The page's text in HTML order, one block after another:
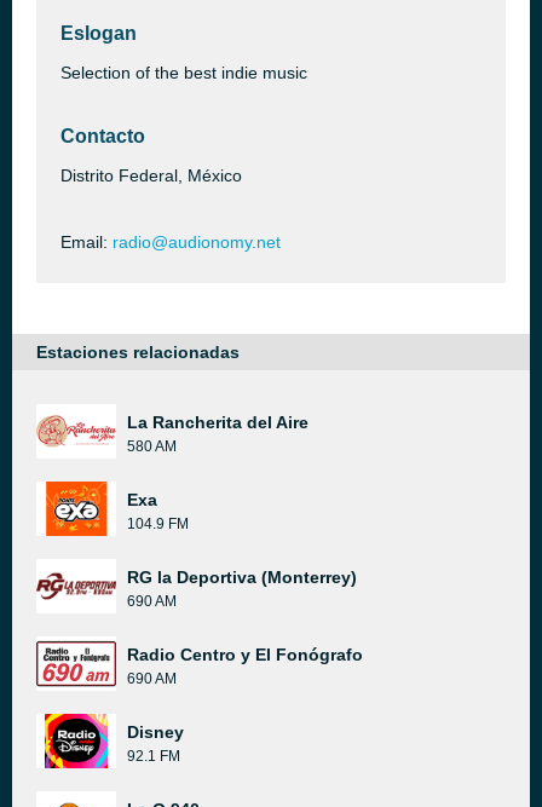
Eslogan
Selection of the best indie music
Contacto
Distrito Federal, México
Email: radio@audionomy.net
Estaciones relacionadas
La Rancherita del Aire
580 AM
Exa
104.9 FM
RG la Deportiva (Monterrey)
690 AM
Radio Centro y El Fonógrafo
690 AM
Disney
92.1 FM